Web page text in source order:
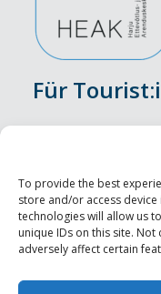
To provide the best
store and/or access
technologies will allow us
unique IDs on this site.
adversely affect certain
Für
Unterkunft